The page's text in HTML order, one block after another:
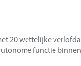
20 wettelijke
functie